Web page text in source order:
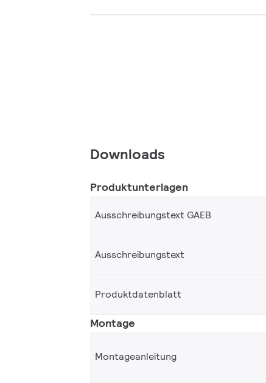
Downloads
Produktunterlagen
Ausschreibungstext GAEB
Ausschreibungstext
Produktdatenblatt
Montage
Montageanleitung